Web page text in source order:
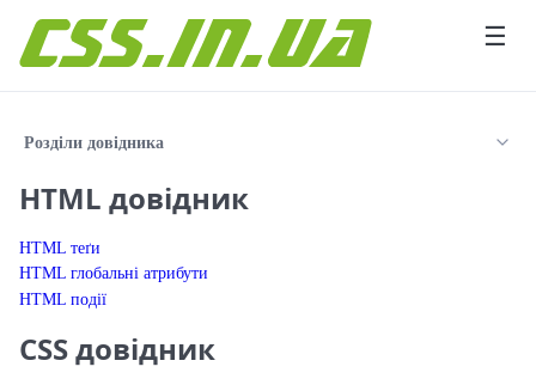
☰
Розділи довідника
HTML довідник
HTML теґи
HTML глобальні атрибути
HTML події
CSS довідник